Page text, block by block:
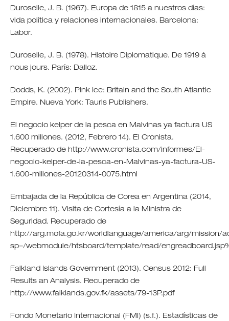
Duroselle, J. B. (1967). Europa de 1815 a nuestros días:
vida política y relaciones internacionales. Barcelona:
Labor.
Duroselle, J. B. (1978). Histoire Diplomatique. De 1919 á
nous jours. París: Dalloz.
Dodds, K. (2002). Pink Ice: Britain and the South Atlantic
Empire. Nueva York: Tauris Publishers.
El negocio kelper de la pesca en Malvinas ya factura US
1.600 millones. (2012, Febrero 14). El Cronista.
Recuperado de http://www.cronista.com/informes/El-
negocio-kelper-de-la-pesca-en-Malvinas-ya-factura-US-
1.600-millones-20120314-0075.html
Embajada de la República de Corea en Argentina (2014,
Diciembre 11). Visita de Cortesía a la Ministra de
Seguridad. Recuperado de
http://arg.mofa.go.kr/worldlanguage/america/arg/mission/
sp=/webmodule/htsboard/template/read/
Falkland Islands Government (2013). Census 2012: Full
Results an Analysis. Recuperado de
http://www.falklands.gov.fk/assets/79-13P.pdf
Fondo Monetario Internacional (FMI) (s.f.). Estadísticas de